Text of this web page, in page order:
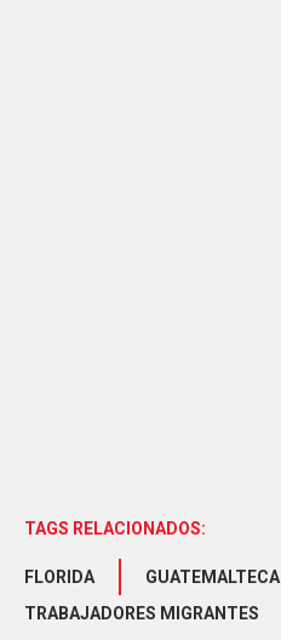
TAGS RELACIONADOS:
FLORIDA
GUATEMALTECA
TRABAJADORES MIGRANTES